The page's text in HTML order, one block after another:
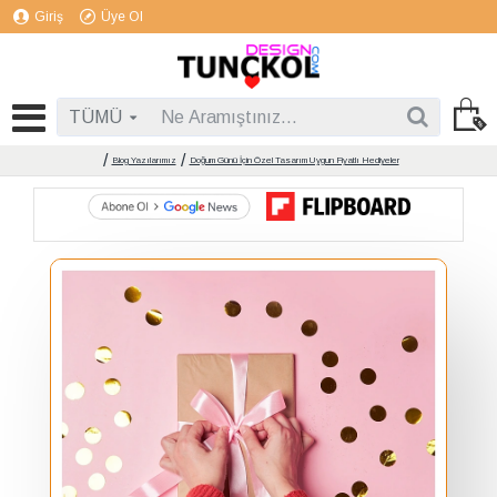
Giriş Üye Ol
TÜMÜ
Blog Yazılarımız Doğum Günü İçin Özel Tasarım Uygun Fiyatlı Hediyeler